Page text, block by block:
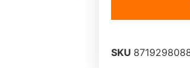
SKU